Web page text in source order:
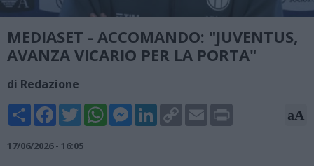
MEDIASET - ACCOMANDO: "JUVENTUS,
AVANZA VICARIO PER LA PORTA"
di Redazione
Share FacebookTwitterWhatsAppMessengerLinkedInCopy
Link
Email aA
17/06/2026 - 16:05